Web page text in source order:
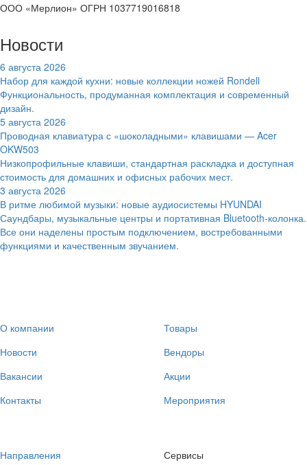
ООО «Мерлион» ОГРН 1037719016818
Новости
6 августа 2026
Набор для каждой кухни: новые коллекции ножей Rondell
Функциональность, продуманная комплектация и современный
дизайн.
5 августа 2026
Проводная клавиатура с «шоколадными» клавишами — Acer
OKW503
Низкопрофильные клавиши, стандартная раскладка и доступная
стоимость для домашних и офисных рабочих мест.
3 августа 2026
В ритме любимой музыки: новые аудиосистемы HYUNDAI
Саундбары, музыкальные центры и портативная Bluetooth-колонка.
Все они наделены простым подключением, востребованными
функциями и качественным звучанием.
О компании
Новости
Вакансии
Контакты
Товары
Вендоры
Акции
Мероприятия
Направления
Сервисы